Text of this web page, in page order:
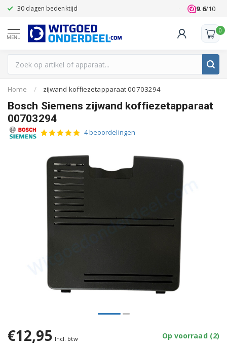
30 dagen bedenktijd Klanten
9.6/10
MENU
0
Home / zijwand koffiezetapparaat 00703294
Bosch Siemens zijwand koffiezetapparaat
00703294
4 beoordelingen
€12,95 Incl. btw Op voorraad (2)